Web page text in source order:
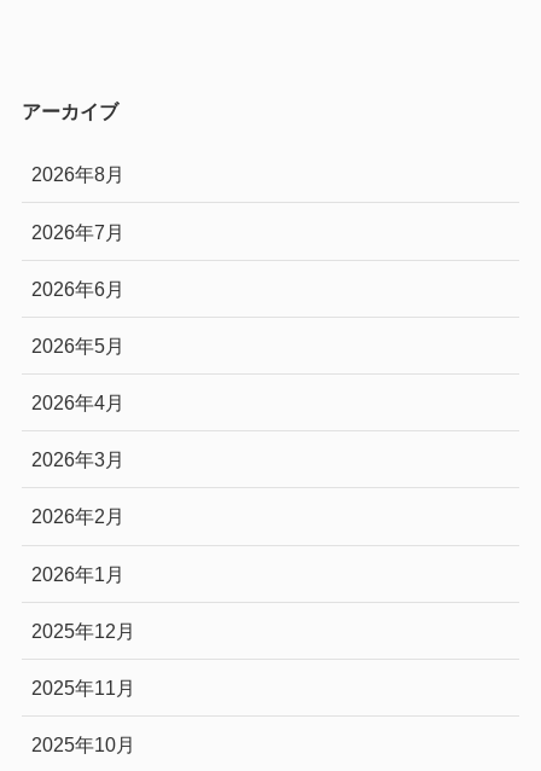
アーカイブ
2026年8月
2026年7月
2026年6月
2026年5月
2026年4月
2026年3月
2026年2月
2026年1月
2025年12月
2025年11月
2025年10月